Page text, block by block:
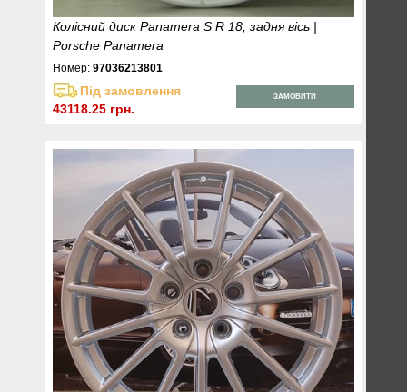
Колісний диск Panamera S R 18, задня вісь |
Porsche Panamera
Номер:97036213801
Під замовлення
43118.25 грн.
ЗАМОВИТИ